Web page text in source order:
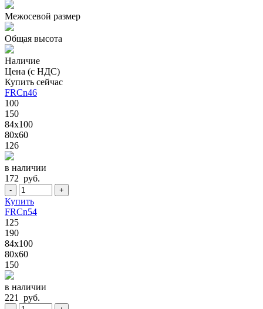
Межосевой размер
Общая высота
Наличие
Цена (с НДС)
Купить сейчас
FRCn46
100
150
84x100
80x60
126
в наличии
172 руб.
- +
Купить
FRCn54
125
190
84x100
80x60
150
в наличии
221 руб.